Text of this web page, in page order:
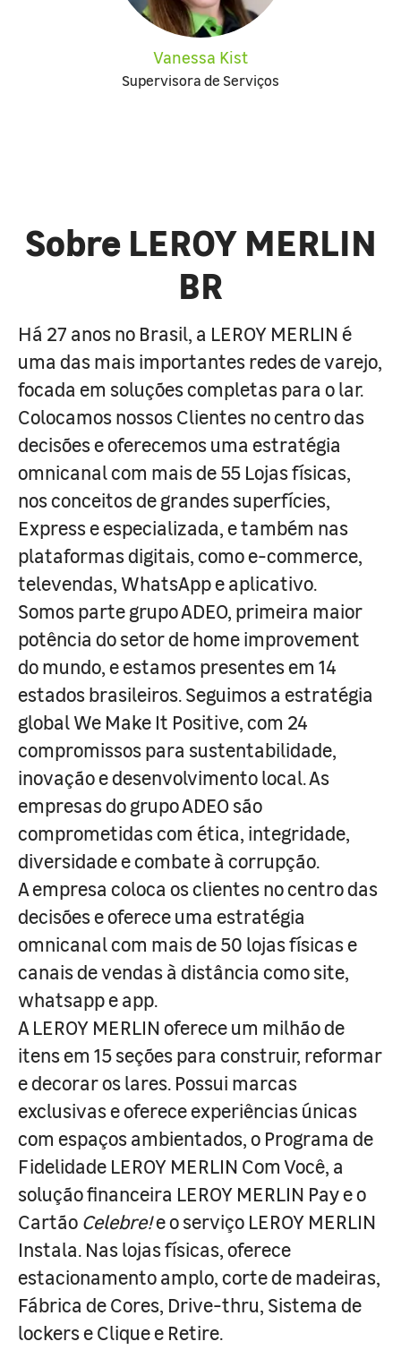
Vanessa Kist
Supervisora de Serviços
Sobre LEROY MERLIN
BR
Há 27 anos no Brasil, a LEROY MERLIN é
uma das mais importantes redes de varejo,
focada em soluções completas para o lar.
Colocamos nossos Clientes no centro das
decisões e oferecemos uma estratégia
omnicanal com mais de 55 Lojas físicas,
nos conceitos de grandes superfícies,
Express e especializada, e também nas
plataformas digitais, como e-commerce,
televendas, WhatsApp e aplicativo.
Somos parte grupo ADEO, primeira maior
potência do setor de home improvement
do mundo, e estamos presentes em 14
estados brasileiros. Seguimos a estratégia
global We Make It Positive, com 24
compromissos para sustentabilidade,
inovação e desenvolvimento local. As
empresas do grupo ADEO são
comprometidas com ética, integridade,
diversidade e combate à corrupção.
A empresa coloca os clientes no centro das
decisões e oferece uma estratégia
omnicanal com mais de 50 lojas físicas e
canais de vendas à distância como site,
whatsapp e app.
A LEROY MERLIN oferece um milhão de
itens em 15 seções para construir, reformar
e decorar os lares. Possui marcas
exclusivas e oferece experiências únicas
com espaços ambientados, o Programa de
Fidelidade LEROY MERLIN Com Você, a
solução financeira LEROY MERLIN Pay e o
Cartão Celebre!e o serviço LEROY MERLIN
Instala. Nas lojas físicas, oferece
estacionamento amplo, corte de madeiras,
Fábrica de Cores, Drive-thru, Sistema de
lockers e Clique e Retire.